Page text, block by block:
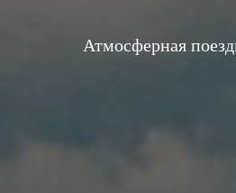
Атмосферная